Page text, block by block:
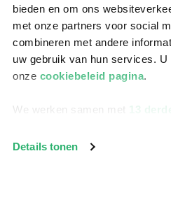
bieden en om ons
met onze partners voor social
combineren met andere
uw gebruik van hun services.
onze cookiebeleid pagina.
We werken samen met 13
Details tonen
Betalen
Retourneren
Veelgestelde vragen